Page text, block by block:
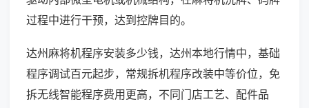
过程中进行干预，达到控牌目的。
达州麻将机程序安装多少钱，达州本地行情中，基础
程序调试百元起步，常规拆机程序改装中等价位，免
拆无线智能程序费用更高，不同门店工艺、配件品